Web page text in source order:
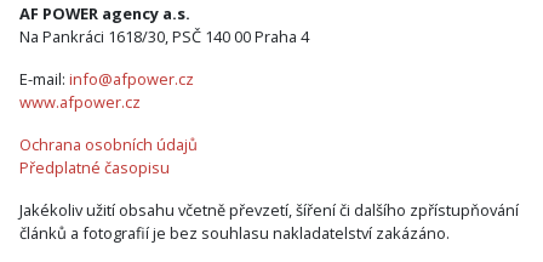
AF POWER agency a.s.
Na Pankráci 1618/30, PSČ 140 00 Praha 4
E-mail: info@afpower.cz
www.afpower.cz
Ochrana osobních údajů
Předplatné časopisu
Jakékoliv užití obsahu včetně převzetí, šíření či dalšího zpřístupňování
článků a fotografií je bez souhlasu nakladatelství zakázáno.